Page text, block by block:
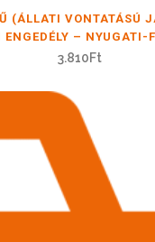
(ÁLLATI VONTATÁSÚ
– NYUGATI-
3.810Ft